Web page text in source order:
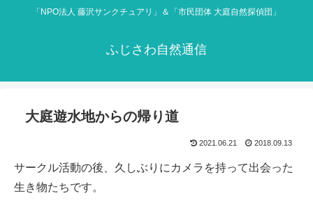
「NPO法人 藤沢サンクチュアリ」＆「市民団体 大庭自然探偵団」
ふじさわ自然通信
大庭遊水地からの帰り道
2021.06.21 2018.09.13
サークル活動の後、久しぶりにカメラを持って出会った
生き物たちです。